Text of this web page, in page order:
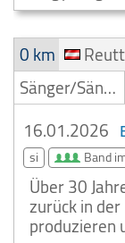
0 km
Sänger/Sängerin
16.01.2026
si
Band
Über 30
zurück in
produzieren